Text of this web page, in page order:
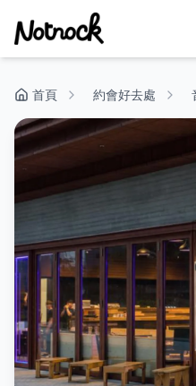
首頁 約會好去處